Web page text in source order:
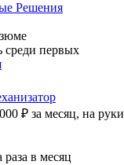
Решения
среди первых
₽ за месяц, на руки
в месяц